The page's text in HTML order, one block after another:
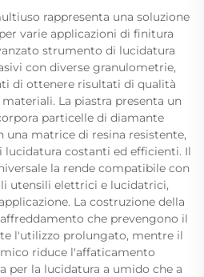
rappresenta una soluzione
varie applicazioni di finitura
strumento di lucidatura
con diverse granulometrie,
di ottenere risultati di qualità
La piastra presenta un
particelle di diamante
una matrice di resina resistente,
lucidatura costanti ed efficienti. Il
la rende compatibile con
utensili elettrici e lucidatrici,
La costruzione della
che prevengono il
l'utilizzo prolungato, mentre il
riduce l'affaticamento
per la lucidatura a umido che a